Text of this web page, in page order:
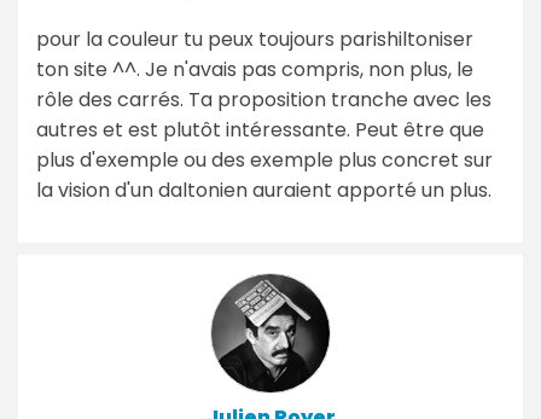
pour la couleur tu peux toujours parishiltoniser
ton site ^^. Je n'avais pas compris, non plus, le
rôle des carrés. Ta proposition tranche avec les
autres et est plutôt intéressante. Peut être que
plus d'exemple ou des exemple plus concret sur
la vision d'un daltonien auraient apporté un plus.